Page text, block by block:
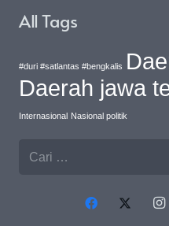
All Tags
#duri #satlantas #bengkalis
Daerah jawa
Internasional Nasional politik
Cari